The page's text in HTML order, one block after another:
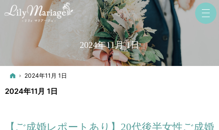
2024年11月 1日
ホーム
2024年11月 1日
2024年11月 1日
【ご成婚レポートあり】20代後半女性ご成婚